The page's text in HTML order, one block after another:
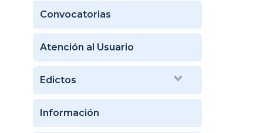
Convocatorias
Atención al Usuario
Edictos
Información